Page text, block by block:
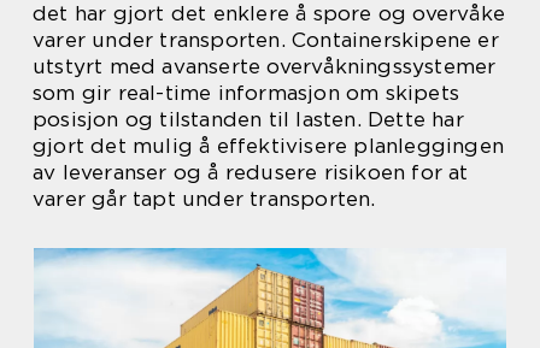
det har gjort det enklere å spore og overvåke
varer under transporten. Containerskipene er
utstyrt med avanserte overvåkningssystemer
som gir real-time informasjon om skipets
posisjon og tilstanden til lasten. Dette har
gjort det mulig å effektivisere planleggingen
av leveranser og å redusere risikoen for at
varer går tapt under transporten.